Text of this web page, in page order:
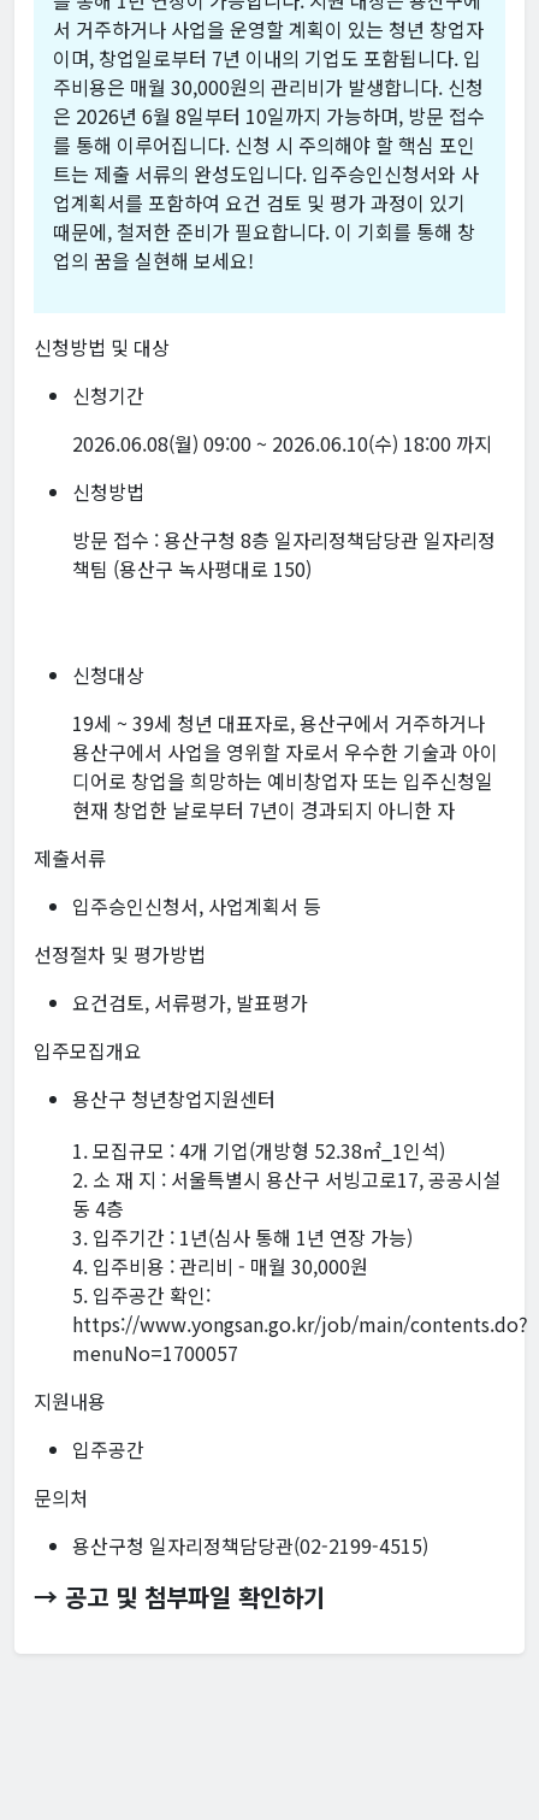
서 거주하거나 사업을 운영할 계획이 있는 청년 창업자
이며, 창업일로부터 7년 이내의 기업도 포함됩니다. 입
주비용은 매월 30,000원의 관리비가 발생합니다. 신청
은 2026년 6월 8일부터 10일까지 가능하며, 방문 접수
를 통해 이루어집니다. 신청 시 주의해야 할 핵심 포인
트는 제출 서류의 완성도입니다. 입주승인신청서와 사
업계획서를 포함하여 요건 검토 및 평가 과정이 있기
때문에, 철저한 준비가 필요합니다. 이 기회를 통해 창
업의 꿈을 실현해 보세요!
신청방법 및 대상
신청기간
2026.06.08(월) 09:00 ~ 2026.06.10(수) 18:00 까지
신청방법
방문 접수 : 용산구청 8층 일자리정책담당관 일자리정
책팀 (용산구 녹사평대로 150)
신청대상
19세 ~ 39세 청년 대표자로, 용산구에서 거주하거나
용산구에서 사업을 영위할 자로서 우수한 기술과 아이
디어로 창업을 희망하는 예비창업자 또는 입주신청일
현재 창업한 날로부터 7년이 경과되지 아니한 자
제출서류
입주승인신청서, 사업계획서 등
선정절차 및 평가방법
요건검토, 서류평가, 발표평가
입주모집개요
용산구 청년창업지원센터
1. 모집규모 : 4개 기업(개방형 52.38㎡_1인석)
2. 소 재 지 : 서울특별시 용산구 서빙고로17, 공공시설
동 4층
3. 입주기간 : 1년(심사 통해 1년 연장 가능)
4. 입주비용 : 관리비 - 매월 30,000원
5. 입주공간 확인:
https://www.yongsan.go.kr/job/main/contents.do?
menuNo=1700057
지원내용
입주공간
문의처
용산구청 일자리정책담당관(02-2199-4515)
→ 공고 및 첨부파일 확인하기